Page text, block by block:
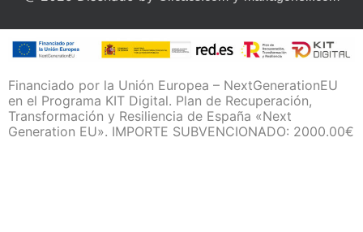
Financiado por la Unión Europea – NextGenerationEU
en el Programa KIT Digital. Plan de Recuperación,
Transformación y Resiliencia de España «Next
Generation EU». IMPORTE SUBVENCIONADO: 2000.00€